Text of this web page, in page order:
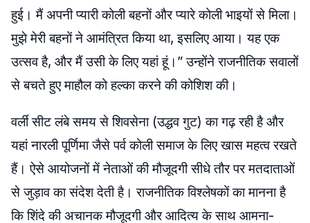
हुई। मैं अपनी प्यारी कोली बहनों और प्यारे कोली भाइयों से मिला।
मुझे मेरी बहनों ने आमंत्रित किया था, इसलिए आया। यह एक
उत्सव है, और मैं उसी के लिए यहां हूं।” उन्होंने राजनीतिक सवालों
से बचते हुए माहौल को हल्का करने की कोशिश की।
वर्ली सीट लंबे समय से शिवसेना (उद्धव गुट) का गढ़ रही है और
यहां नारली पूर्णिमा जैसे पर्व कोली समाज के लिए खास महत्व रखते
हैं। ऐसे आयोजनों में नेताओं की मौजूदगी सीधे तौर पर मतदाताओं
से जुड़ाव का संदेश देती है। राजनीतिक विश्लेषकों का मानना है
कि शिंदे की अचानक मौजूदगी और आदित्य के साथ आमना-